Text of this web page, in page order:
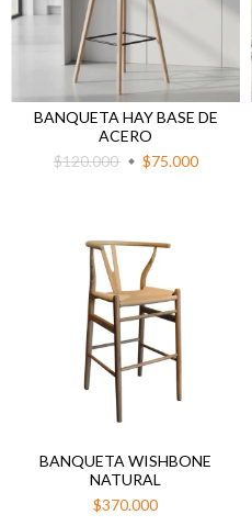
BANQUETA HAY BASE DE
ACERO
$120.000
$75.000
BANQUETA WISHBONE
NATURAL
$370.000